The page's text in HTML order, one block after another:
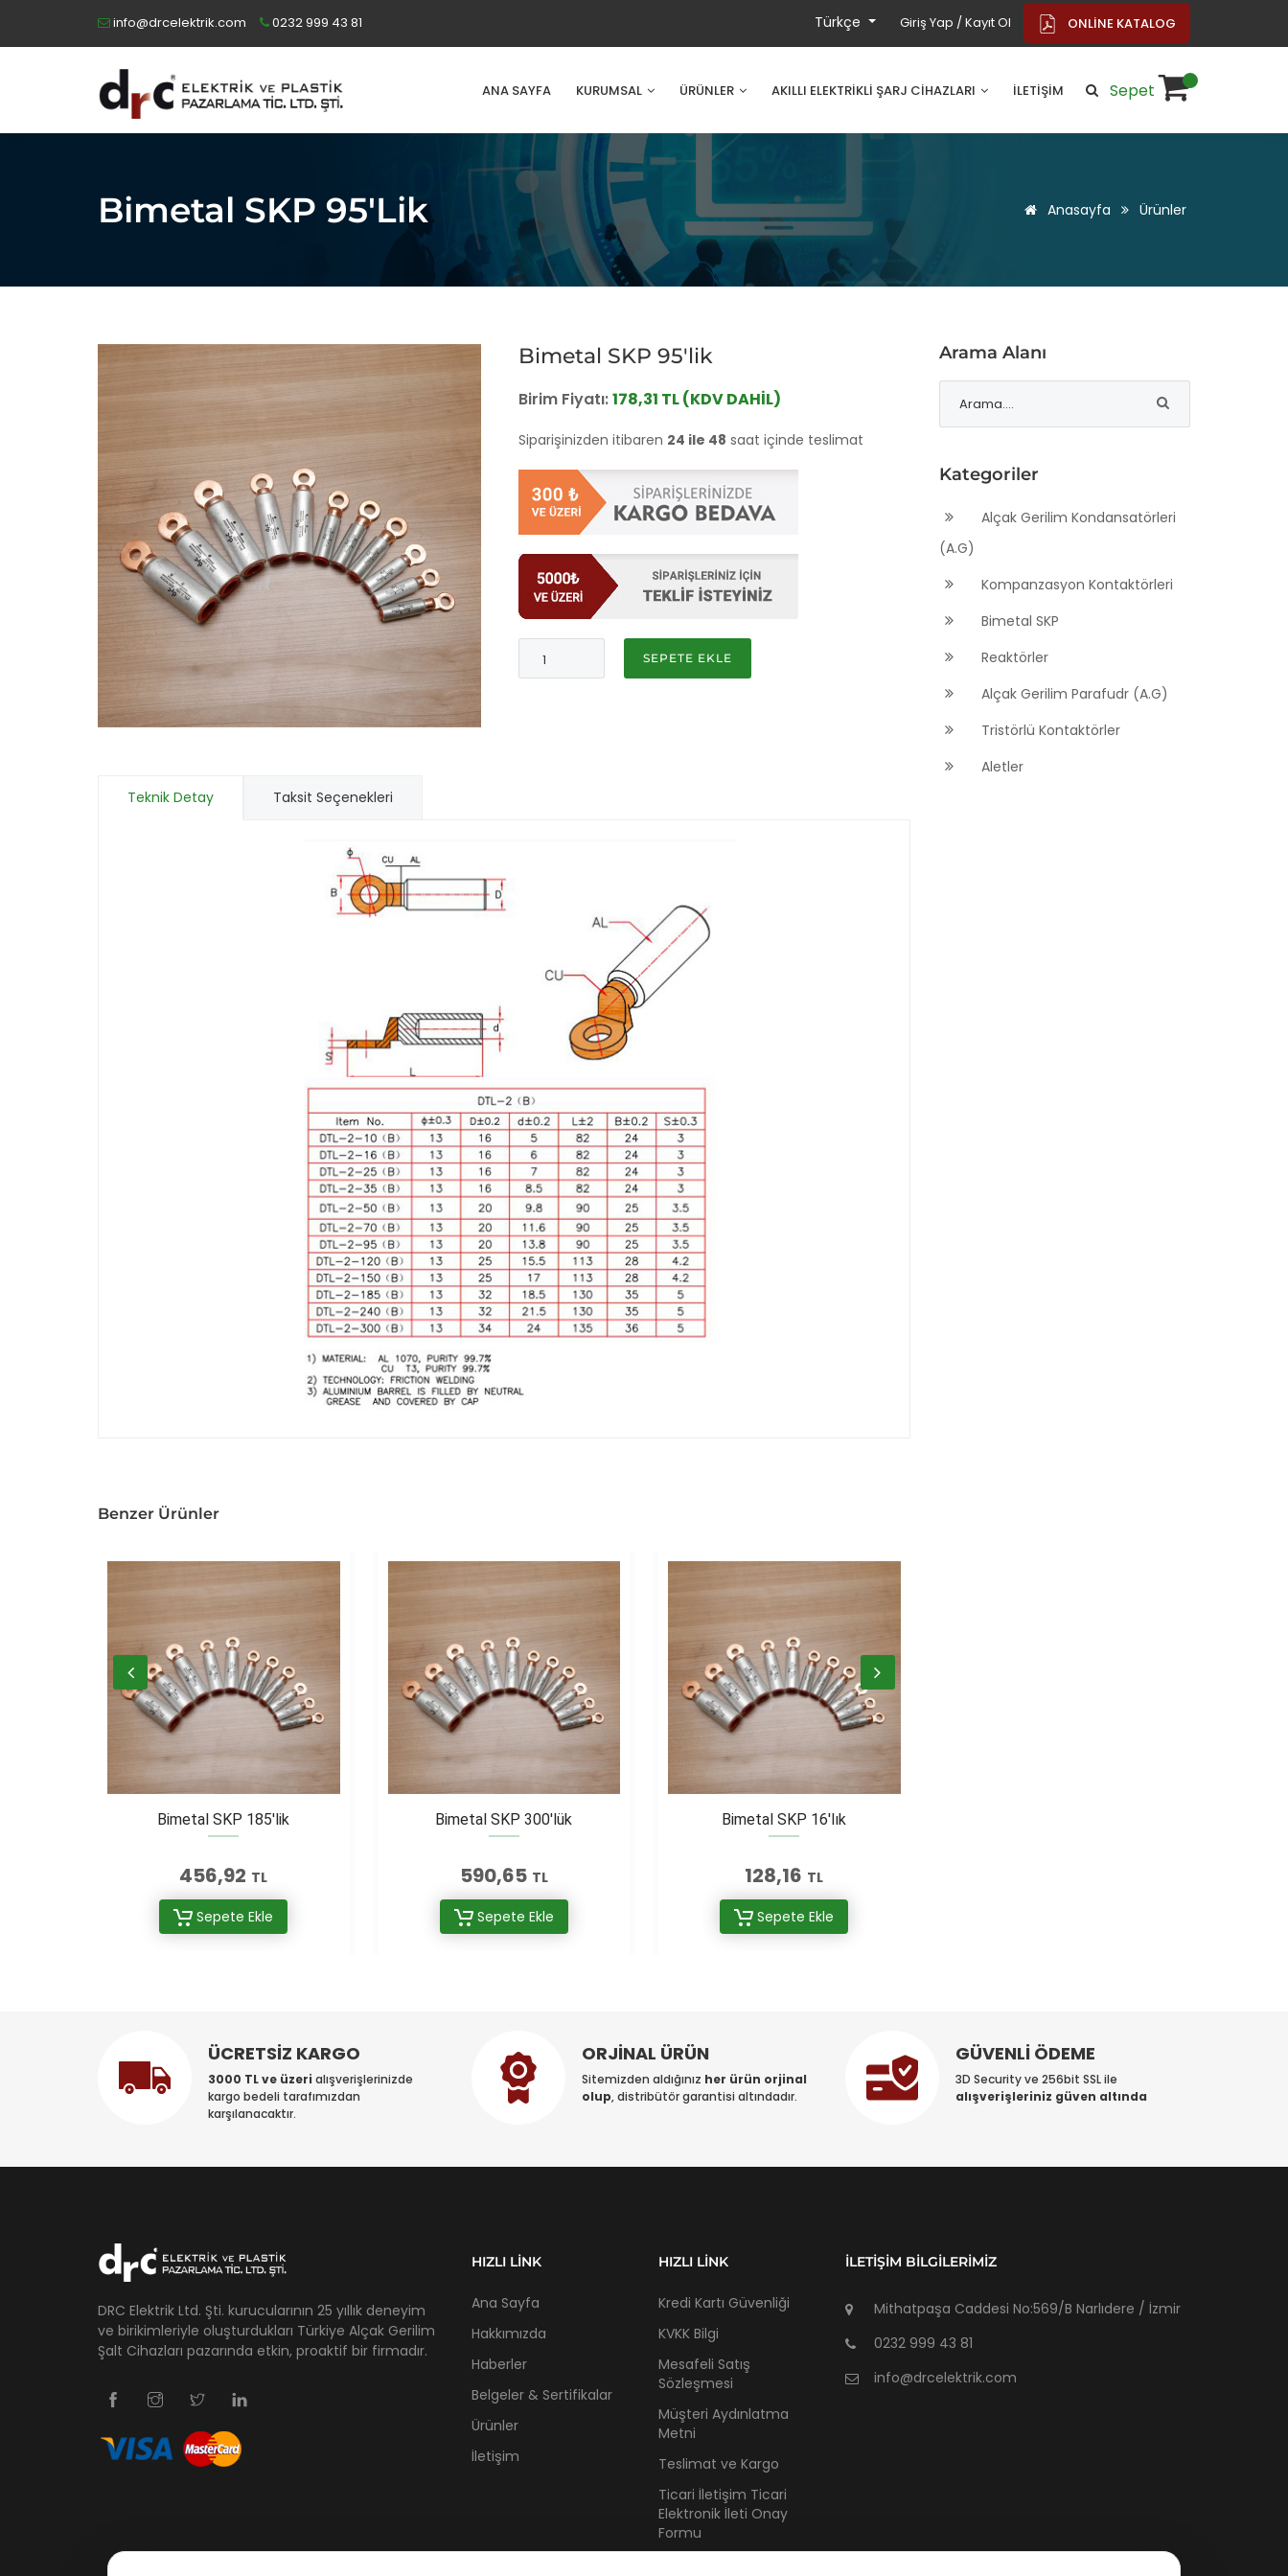
info@drcelektrik.com 0232 999 43 81 ONLİNE KATALOG
Giriş Yap / Kayıt Ol
Türkçe
ANA SAYFA KURUMSAL ÜRÜNLER AKILLI ELEKTRİKLİ ŞARJ CİHAZLARI İLETİŞİM Sepet
Bimetal SKP 95'lik Anasayfa Ürünler
Bimetal SKP 95'lik
Birim Fiyatı:178,31 TL (KDV DAHİL)
Siparişinizden itibaren 24 ile 48 saat içinde teslimat
SEPETE EKLE
Teknik Detay Taksit Seçenekleri
Benzer Ürünler
Bimetal SKP 185'lik
456,92 TL
Sepete Ekle
Bimetal SKP 300'lük
590,65 TL
Sepete Ekle
Bimetal SKP 16'lık
128,16 TL
Sepete Ekle
Arama Alanı
Kategoriler
Alçak Gerilim Kondansatörleri
(A.G)
Kompanzasyon Kontaktörleri
Bimetal SKP
Reaktörler
Alçak Gerilim Parafudr (A.G)
Tristörlü Kontaktörler
Aletler
ÜCRETSİZ KARGO
3000 TL ve üzerialışverişlerinizde
kargo bedeli tarafımızdan
karşılanacaktır.
ORJİNAL ÜRÜN
Sitemizden aldığınız her ürün orjinal
olup, distribütör garantisi altındadır.
GÜVENLİ ÖDEME
3D Security ve 256bit SSL ile
alışverişleriniz güven altında
DRC Elektrik Ltd. Şti. kurucularının 25 yıllık deneyim
ve birikimleriyle oluşturdukları Türkiye Alçak Gerilim
Şalt Cihazları pazarında etkin, proaktif bir firmadır.
HIZLI LINK
Ana Sayfa
Hakkımızda
Haberler
Belgeler & Sertifikalar
Ürünler
İletişim
HIZLI LINK
Kredi Kartı Güvenliği
KVKK Bilgi
Mesafeli Satış
Sözleşmesi
Müşteri Aydınlatma
Metni
Teslimat ve Kargo
Ticari İletişim Ticari
Elektronik İleti Onay
Formu
İLETIŞIM BILGILERIMIZ
Mithatpaşa Caddesi No:569/B Narlıdere / İzmir
0232 999 43 81
info@drcelektrik.com